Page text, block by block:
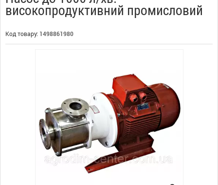
високопродуктивний промисловий
Код товару: 1498861980